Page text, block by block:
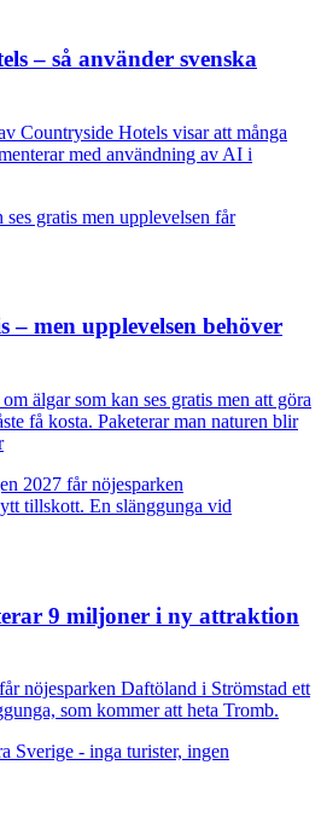
– så använder svenska
Countryside Hotels visar att många
med användning av AI i
– men upplevelsen behöver
älgar som kan ses gratis men att göra
få kosta. Paketerar man naturen blir
9 miljoner i ny attraktion
nöjesparken Daftöland i Strömstad ett
som kommer att heta Tromb.